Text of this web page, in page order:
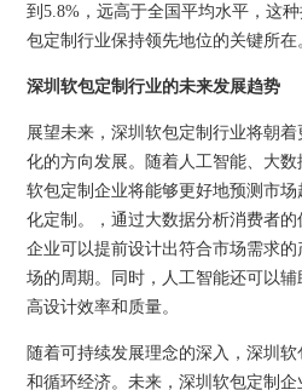
到5.8%，远高于全国平均水平，这
包定制行业保持领先地位的关键所在
深圳软包定制行业的未来发展趋势
展望未来，深圳软包定制行业将朝
化的方向发展。随着人工智能、大
软包定制企业将能够更好地预测市
化定制。，通过大数据分析消费者
企业可以提前设计出符合市场需求
场的周期。同时，人工智能还可以
高设计效率和质量。
随着可持续发展理念的深入，深圳
和循环经济。未来，深圳软包定制